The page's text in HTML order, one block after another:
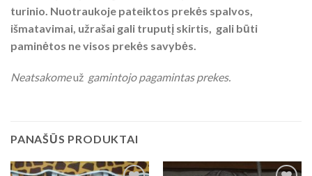
turinio. Nuotraukoje pateiktos prekės spalvos,
išmatavimai, užrašai gali truputį skirtis, gali būti
paminėtos ne visos prekės savybės.
Neatsakomeuž gamintojo pagamintas prekes.
PANAŠŪS PRODUKTAI